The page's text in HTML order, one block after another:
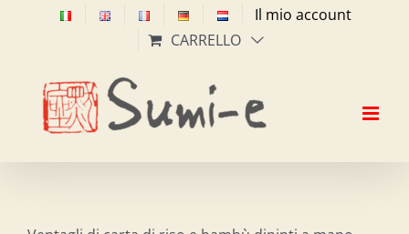
Il mio account
CARRELLO